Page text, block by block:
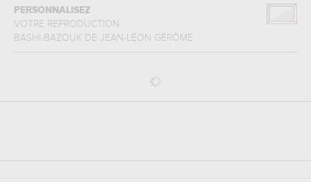
PERSONNALISEZ
VOTRE REPRODUCTION
BASHI-BAZOUK DE JEAN-LÉON GÉRÔME